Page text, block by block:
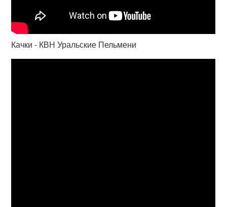
Качки - КВН Уральские Пельмени